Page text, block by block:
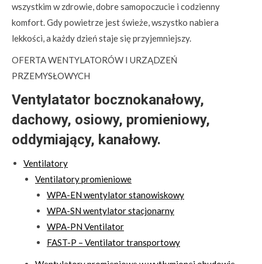
wszystkim w zdrowie, dobre samopoczucie i codzienny
komfort. Gdy powietrze jest świeże, wszystko nabiera
lekkości, a każdy dzień staje się przyjemniejszy.
OFERTA WENTYLATORÓW I URZĄDZEŃ
PRZEMYSŁOWYCH
Ventylatator bocznokanałowy,
dachowy, osiowy, promieniowy,
oddymiający, kanałowy.
Ventilatory
Ventilatory promieniowe
WPA-EN wentylator stanowiskowy
WPA-SN wentylator stacjonarny
WPA-PN Ventilator
FAST-P – Ventilator transportowy